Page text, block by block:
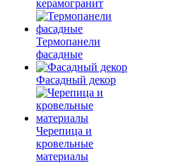
керамогранит
Термопанели
фасадные
Фасадный декор
Черепица и
кровельные
материалы